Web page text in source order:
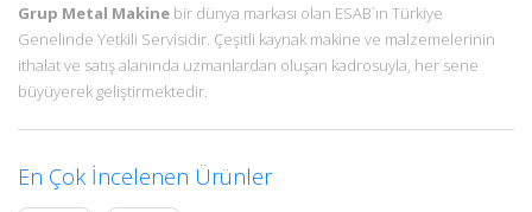
Grup Metal Makine bir dünya markası olan ESAB`ın Türkiye
Genelinde Yetkili Servisidir. Çeşitli kaynak makine ve malzemelerinin
ithalat ve satış alanında uzmanlardan oluşan kadrosuyla, her sene
büyüyerek geliştirmektedir.
En Çok İncelenen Ürünler